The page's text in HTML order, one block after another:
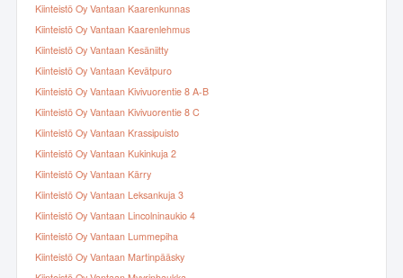
Kiinteistö Oy Vantaan Kaarenkunnas
Kiinteistö Oy Vantaan Kaarenlehmus
Kiinteistö Oy Vantaan Kesäniitty
Kiinteistö Oy Vantaan Kevätpuro
Kiinteistö Oy Vantaan Kivivuorentie 8 A-B
Kiinteistö Oy Vantaan Kivivuorentie 8 C
Kiinteistö Oy Vantaan Krassipuisto
Kiinteistö Oy Vantaan Kukinkuja 2
Kiinteistö Oy Vantaan Kärry
Kiinteistö Oy Vantaan Leksankuja 3
Kiinteistö Oy Vantaan Lincolninaukio 4
Kiinteistö Oy Vantaan Lummepiha
Kiinteistö Oy Vantaan Martinpääsky